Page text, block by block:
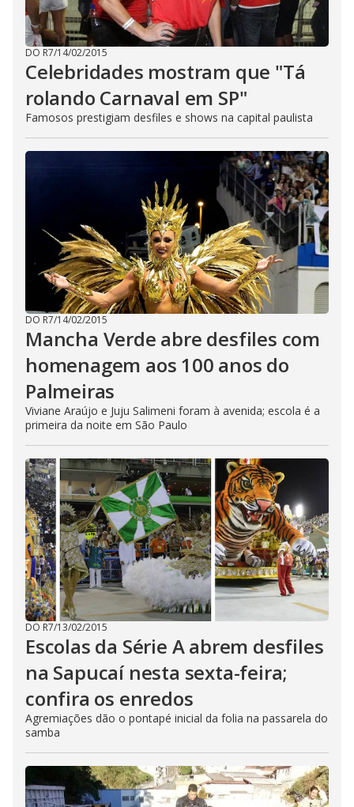
DO R7/14/02/2015
Celebridades mostram que "Tá
rolando Carnaval em SP"
Famosos prestigiam desfiles e shows na capital paulista
DO R7/14/02/2015
Mancha Verde abre desfiles com
homenagem aos 100 anos do
Palmeiras
Viviane Araújo e Juju Salimeni foram à avenida; escola é a
primeira da noite em São Paulo
DO R7/13/02/2015
Escolas da Série A abrem desfiles
na Sapucaí nesta sexta-feira;
confira os enredos
Agremiações dão o pontapé inicial da folia na passarela do
samba